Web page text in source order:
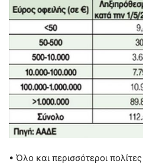
• Όλο και περισσότεροι